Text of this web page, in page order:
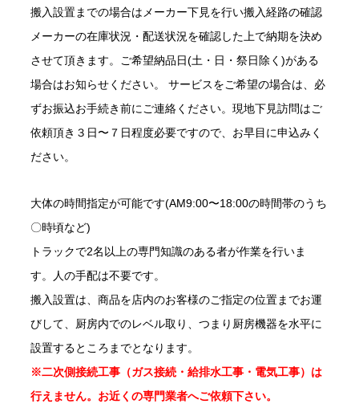
搬入設置までの場合はメーカー下見を行い搬入経路の確認
メーカーの在庫状況・配送状況を確認した上で納期を決め
させて頂きます。ご希望納品日(土・日・祭日除く)がある
場合はお知らせください。 サービスをご希望の場合は、必
ずお振込お手続き前にご連絡ください。現地下見訪問はご
依頼頂き３日〜７日程度必要ですので、お早目に申込みく
ださい。
大体の時間指定が可能です(AM9:00〜18:00の時間帯のうち
〇時頃など)
トラックで2名以上の専門知識のある者が作業を行いま
す。人の手配は不要です。
搬入設置は、商品を店内のお客様のご指定の位置までお運
びして、厨房内でのレベル取り、つまり厨房機器を水平に
設置するところまでとなります。
※二次側接続工事（ガス接続・給排水工事・電気工事）は
行えません。お近くの専門業者へご依頼下さい。